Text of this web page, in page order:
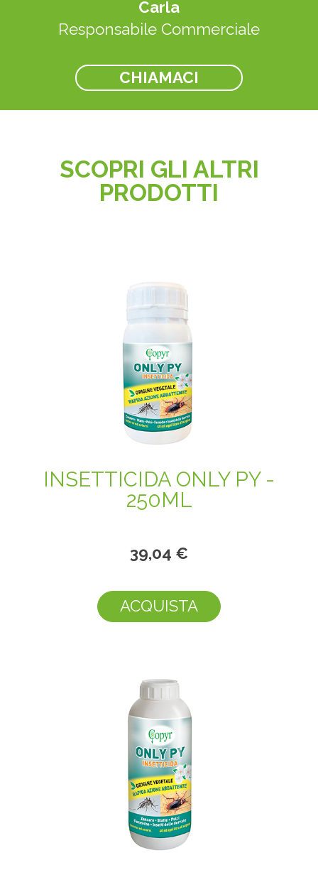
Carla
Responsabile Commerciale
CHIAMACI
SCOPRI GLI ALTRI
PRODOTTI
INSETTICIDA ONLY PY -
250ML
39,04 €
ACQUISTA